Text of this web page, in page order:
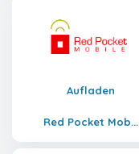
Aufladen
Red Pocket Mob...